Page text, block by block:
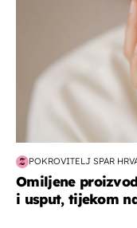
POKROVITELJ SPAR
Omiljene
i usput, tijekom